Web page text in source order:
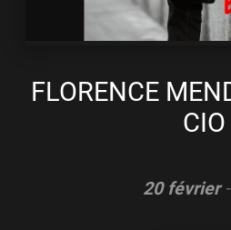
FLORENCE
CIO
20 février-